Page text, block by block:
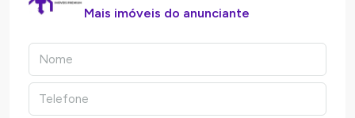
Mais imóveis do anunciante